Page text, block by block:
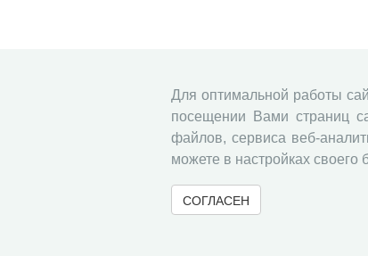
Для оптимальной работы
посещении Вами страниц
файлов, сервиса веб-
можете в настройках своего
СОГЛАСЕН